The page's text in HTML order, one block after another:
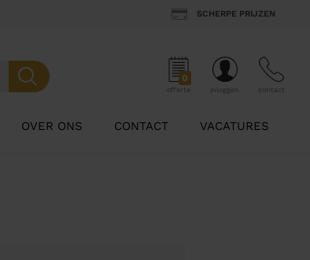
SCHERPE PRIJZEN
0
offerte inloggen contact
OVER ONS CONTACT VACATURES